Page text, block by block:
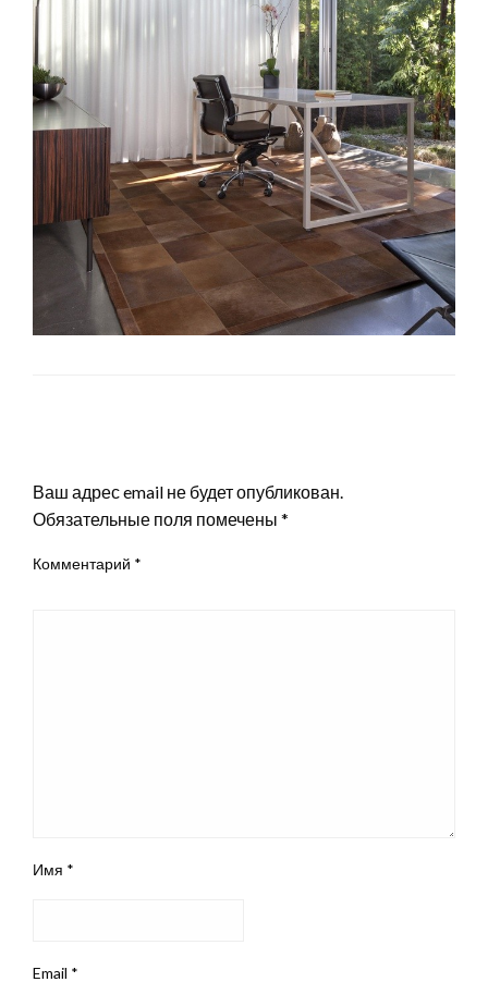
Ваш адрес email не будет опубликован.
Обязательные поля помечены *
Комментарий *
Имя *
Email *